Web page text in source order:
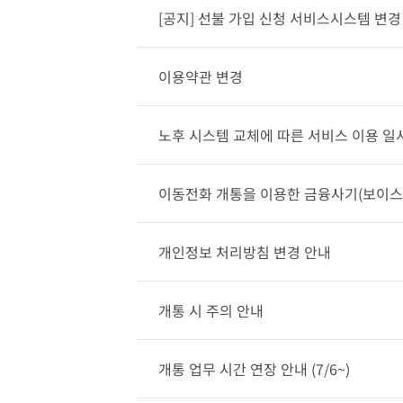
[공지] 선불 가입 신청 서비스시스템 변
이용약관 변경
노후 시스템 교체에 따른 서비스 이용 일
이동전화 개통을 이용한 금융사기(보이
개인정보 처리방침 변경 안내
개통 시 주의 안내
개통 업무 시간 연장 안내 (7/6~)